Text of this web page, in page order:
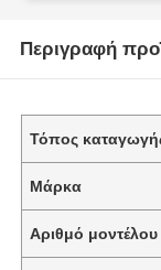
Περιγραφή
Τόπος
Μάρκα
Αριθμό μοντέλου